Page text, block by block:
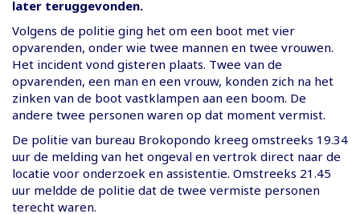
later teruggevonden.
Volgens de politie ging het om een boot met vier
opvarenden, onder wie twee mannen en twee vrouwen.
Het incident vond gisteren plaats. Twee van de
opvarenden, een man en een vrouw, konden zich na het
zinken van de boot vastklampen aan een boom. De
andere twee personen waren op dat moment vermist.
De politie van bureau Brokopondo kreeg omstreeks 19.34
uur de melding van het ongeval en vertrok direct naar de
locatie voor onderzoek en assistentie. Omstreeks 21.45
uur meldde de politie dat de twee vermiste personen
terecht waren.